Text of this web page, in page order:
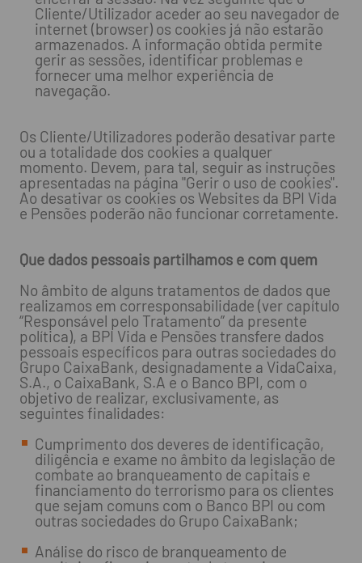
Cliente/Utilizador aceder ao seu navegador de
internet (browser) os cookies já não estarão
armazenados. A informação obtida permite
gerir as sessões, identificar problemas e
fornecer uma melhor experiência de
navegação.
Os Cliente/Utilizadores poderão desativar parte
ou a totalidade dos cookies a qualquer
momento. Devem, para tal, seguir as instruções
apresentadas na página "Gerir o uso de cookies".
Ao desativar os cookies os Websites da BPI Vida
e Pensões poderão não funcionar corretamente.
Que dados pessoais partilhamos e com quem
No âmbito de alguns tratamentos de dados que
realizamos em corresponsabilidade (ver capítulo
“Responsável pelo Tratamento” da presente
política), a BPI Vida e Pensões transfere dados
pessoais específicos para outras sociedades do
Grupo CaixaBank, designadamente a VidaCaixa,
S.A., o CaixaBank, S.A e o Banco BPI, com o
objetivo de realizar, exclusivamente, as
seguintes finalidades:
Cumprimento dos deveres de identificação,
diligência e exame no âmbito da legislação de
combate ao branqueamento de capitais e
financiamento do terrorismo para os clientes
que sejam comuns com o Banco BPI ou com
outras sociedades do Grupo CaixaBank;
Análise do risco de branqueamento de